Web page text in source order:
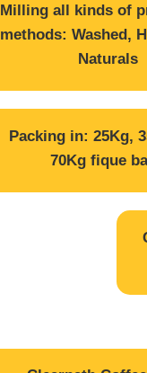
Milling all kinds of
methods: Washed,
Naturals
Packing in: 25Kg,
70Kg fique